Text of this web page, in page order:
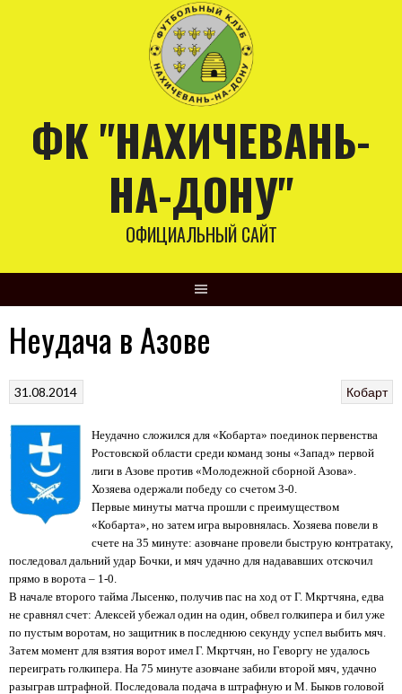
ФК "НАХИЧЕВАНЬ-
НА-ДОНУ"
ОФИЦИАЛЬНЫЙ САЙТ
Неудача в Азове
Кобарт
31.08.2014
Неудачно сложился для «Кобарта» поединок первенства
Ростовской области среди команд зоны «Запад» первой
лиги в Азове против «Молодежной сборной Азова».
Хозяева одержали победу со счетом 3-0.
Первые минуты матча прошли с преимуществом
«Кобарта», но затем игра выровнялась. Хозяева повели в
счете на 35 минуте: азовчане провели быструю контратаку,
последовал дальний удар Бочки, и мяч удачно для надававших отскочил
прямо в ворота – 1-0.
В начале второго тайма Лысенко, получив пас на ход от Г. Мкртчяна, едва
не сравнял счет: Алексей убежал один на один, обвел голкипера и бил уже
по пустым воротам, но защитник в последнюю секунду успел выбить мяч.
Затем момент для взятия ворот имел Г. Мкртчян, но Геворгу не удалось
переиграть голкипера. На 75 минуте азовчане забили второй мяч, удачно
разыграв штрафной. Последовала подача в штрафную и М. Быков головой